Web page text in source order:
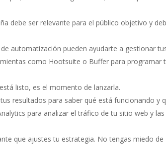
debe ser relevante para el público objetivo y
automatización pueden ayudarte a gestionar
como Hootsuite o Buffer para programar
listo, es el momento de lanzarla.
resultados para saber qué está funcionando y
para analizar el tráfico de tu sitio web y las
que ajustes tu estrategia. No tengas miedo de